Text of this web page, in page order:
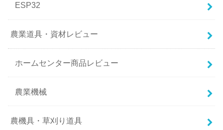
ESP32
農業道具・資材レビュー
ホームセンター商品レビュー
農業機械
農機具・草刈り道具